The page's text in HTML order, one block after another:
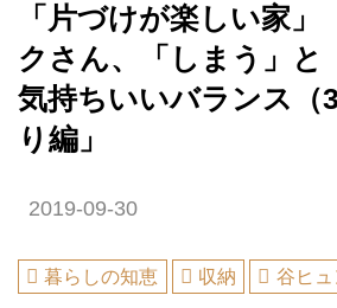
「片づけが楽しい家
クさん、「しまう」と
気持ちいいバランス（
り編」
2019-09-30
暮らしの知恵 収納 谷ヒュ